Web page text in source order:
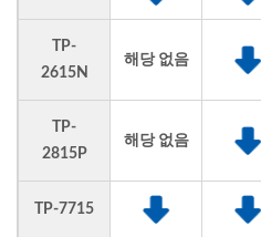
TP-
2615N
해당 없음
TP-
2815P
해당 없음
TP-7715